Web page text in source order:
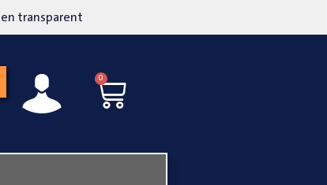
transparent
0